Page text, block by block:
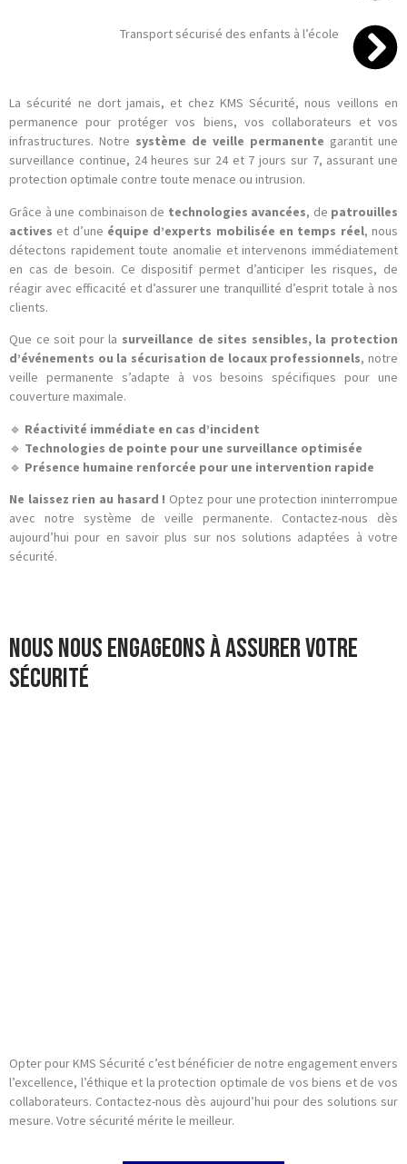
Transport sécurisé des enfants à l’école
La sécurité ne dort jamais, et chez KMS Sécurité, nous veillons en
permanence pour protéger vos biens, vos collaborateurs et vos
infrastructures. Notre système de veille permanente garantit une
surveillance continue, 24 heures sur 24 et 7 jours sur 7, assurant une
protection optimale contre toute menace ou intrusion.
Grâce à une combinaison de technologies avancées, de patrouilles
actives et d’une équipe d’experts mobilisée en temps réel, nous
détectons rapidement toute anomalie et intervenons immédiatement
en cas de besoin. Ce dispositif permet d’anticiper les risques, de
réagir avec efficacité et d’assurer une tranquillité d’esprit totale à nos
clients.
Que ce soit pour la surveillance de sites sensibles, la protection
d’événements ou la sécurisation de locaux professionnels, notre
veille permanente s’adapte à vos besoins spécifiques pour une
couverture maximale.
🔹 Réactivité immédiate en cas d’incident
🔹 Technologies de pointe pour une surveillance optimisée
🔹 Présence humaine renforcée pour une intervention rapide
Ne laissez rien au hasard ! Optez pour une protection ininterrompue
avec notre système de veille permanente. Contactez-nous dès
aujourd’hui pour en savoir plus sur nos solutions adaptées à votre
sécurité.
Nous nous engageons à assurer votre
sécurité
Opter pour KMS Sécurité c’est bénéficier de notre engagement envers
l’excellence, l’éthique et la protection optimale de vos biens et de vos
collaborateurs. Contactez-nous dès aujourd’hui pour des solutions sur
mesure. Votre sécurité mérite le meilleur.